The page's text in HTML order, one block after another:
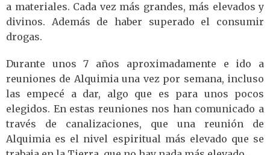
a materiales. Cada vez más grandes, más elevados y
divinos. Además de haber superado el consumir
drogas.
Durante unos 7 años aproximadamente e ido a
reuniones de Alquimia una vez por semana, incluso
las empecé a dar, algo que es para unos pocos
elegidos. En estas reuniones nos han comunicado a
través de canalizaciones, que una reunión de
Alquimia es el nivel espiritual más elevado que se